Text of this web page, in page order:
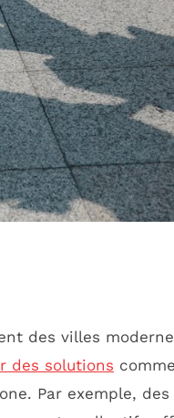
des villes
des solutions
Par exemple,